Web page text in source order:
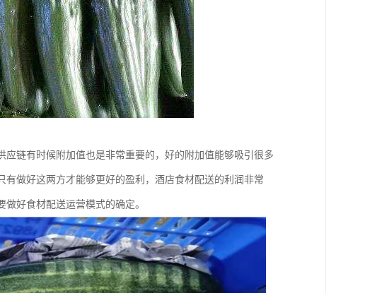
链有时候附加值也是非常重要的，好的附加值能够吸引很多
做好这两方才能够更好的盈利，酒店食材配送的利润非常
好食材配送运营模式的确定。